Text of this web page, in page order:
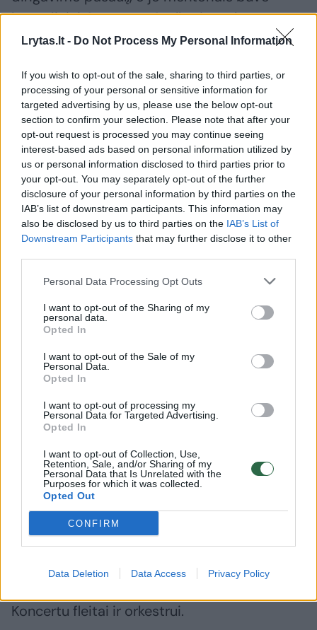
Lrytas.lt - Do Not Process My Personal Information
If you wish to opt-out of the sale, sharing to third parties, or
processing of your personal or sensitive information for
targeted advertising by us, please use the below opt-out
section to confirm your selection. Please note that after your
opt-out request is processed you may continue seeing
interest-based ads based on personal information utilized by
us or personal information disclosed to third parties prior to
your opt-out. You may separately opt-out of the further
disclosure of your personal information by third parties on the
IAB’s list of downstream participants. This information may
also be disclosed by us to third parties on the IAB’s List of
Downstream Participants that may further disclose it to other
Personal Data Processing Opt Outs
I want to opt-out of the Sharing of my
personal data.
Opted In
I want to opt-out of the Sale of my
Personal Data.
Opted In
I want to opt-out of processing my
Personal Data for Targeted Advertising.
Opted In
I want to opt-out of Collection, Use,
Retention, Sale, and/or Sharing of my
Personal Data that Is Unrelated with the
Purposes for which it was collected.
Opted Out
CONFIRM
Data Deletion Data Access Privacy Policy
legendiniai George’as Szellas ir Herbertas von
Karajanas.
Maestro kviečiamas diriguoti patiems
svarbiausiems pasaulio kolektyvams, jo
veikla įvertinta įvairių šalių ir organizacijų
apdovanojimais, o gausioje diskografijoje
rikiuojasi aukščiausiai įvertinti jo kaip
pianisto ir dirigento įrašai.
M. Theobald nuotr.
Filharmonijoje Vilniuje publika galės mėgautis
jo diriguojamomis Josepho Haydno
Keturiasdešimt devintąja ir Johanneso
Brahmso Pirmąja simfonijomis ir su graikų
Koncertu fleitai ir orkestrui.